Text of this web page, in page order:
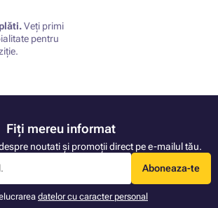
Veți primi
pentru
Fiți mereu informat
noutati și promoții direct pe e-mailul tău.
Aboneaza-te
datelor cu caracter personal